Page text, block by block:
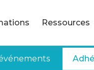
Ressources